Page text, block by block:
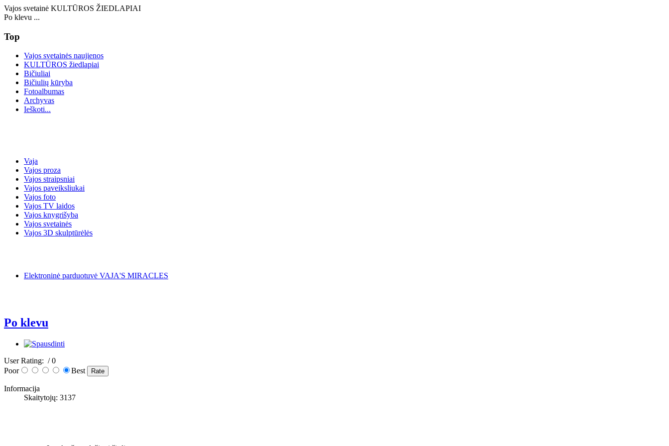
Vajos svetainė KULTŪROS ŽIEDLAPIAI
Po klevu ...
Top
Vajos svetainės naujienos
KULTŪROS žiedlapiai
Bičiuliai
Bičiulių kūryba
Fotoalbumas
Archyvas
Ieškoti...
Vaja
Vajos proza
Vajos straipsniai
Vajos paveiksliukai
Vajos foto
Vajos TV laidos
Vajos knygrišyba
Vajos svetainės
Vajos 3D skulptūrėlės
Elektroninė parduotuvė VAJA'S MIRACLES
Po klevu
User Rating: / 0
Poor
Best
Informacija
Skaitytojų: 3137